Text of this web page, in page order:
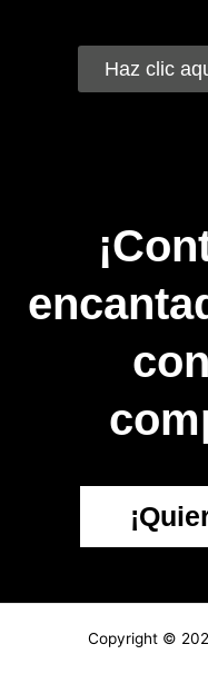
Haz clic
Copyright ©